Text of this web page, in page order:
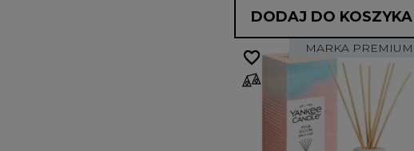
DODAJ DO KOSZYKA
MARKA PREMIUM
favorite_border
favorite_border